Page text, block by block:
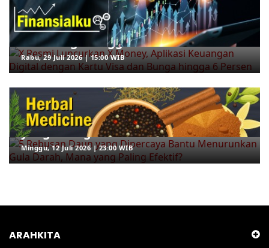
X Resmi Luncurkan X Money, Aplikasi
Keuangan Digital dengan Kartu Visa
dan Bunga hingga 6 Persen
Rabu, 29 Juli 2026 | 15:00 WIB
5 Rebusan Daun yang Dipercaya
Bantu Menurunkan Gula Darah, Mana
yang Paling Efektif?
Minggu, 12 Juli 2026 | 23:00 WIB
ARAHKITA